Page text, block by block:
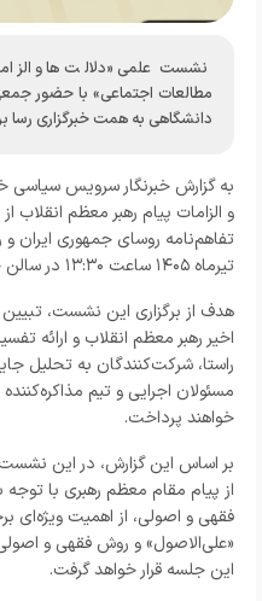
نشست علمی «دلالت‌ها و
مطالعات اجتماعی» با حضور
دانشگاهی به همت خبرگزاری رسا
به گزارش خبرنگار سرویس سیاسی
و الزامات پیام رهبر معظم
تفاهم‌نامه روسای جمهوری ایران و
تیرماه ۱۴۰۵ ساعت ۱۳:۳۰ در سالن جلسات خبرگزاری رسا برگزار می شود.
هدف از برگزاری این نشست، تبیین
اخیر رهبر معظم انقلاب و ارائه
راستا، شرکت‌کنندگان به تحلیل
مسئولان اجرایی و تیم
خواهند پرداخت.
بر اساس این گزارش، در این
از پیام مقام معظم رهبری با
فقهی و اصولی، از اهمیت ویژه‌ای
«علی‌الاصول» و روش فقهی و
این جلسه قرار خواهد گرفت.